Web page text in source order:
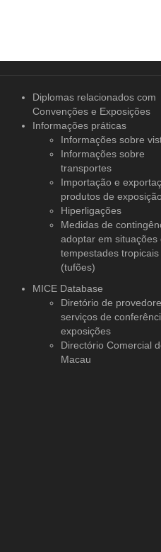
Diplomas relacionados com
Convenções e Exposições
Informações práticas
Informações sobre
Informações sobre
transportes
Importação e
produtos de exposição
Hiperligações
Medidas de
adoptar em situações
tempestades tropicais
(tufões)
MICE Database
Diretório de
serviços de
exposições
Directório Comercial
Macau